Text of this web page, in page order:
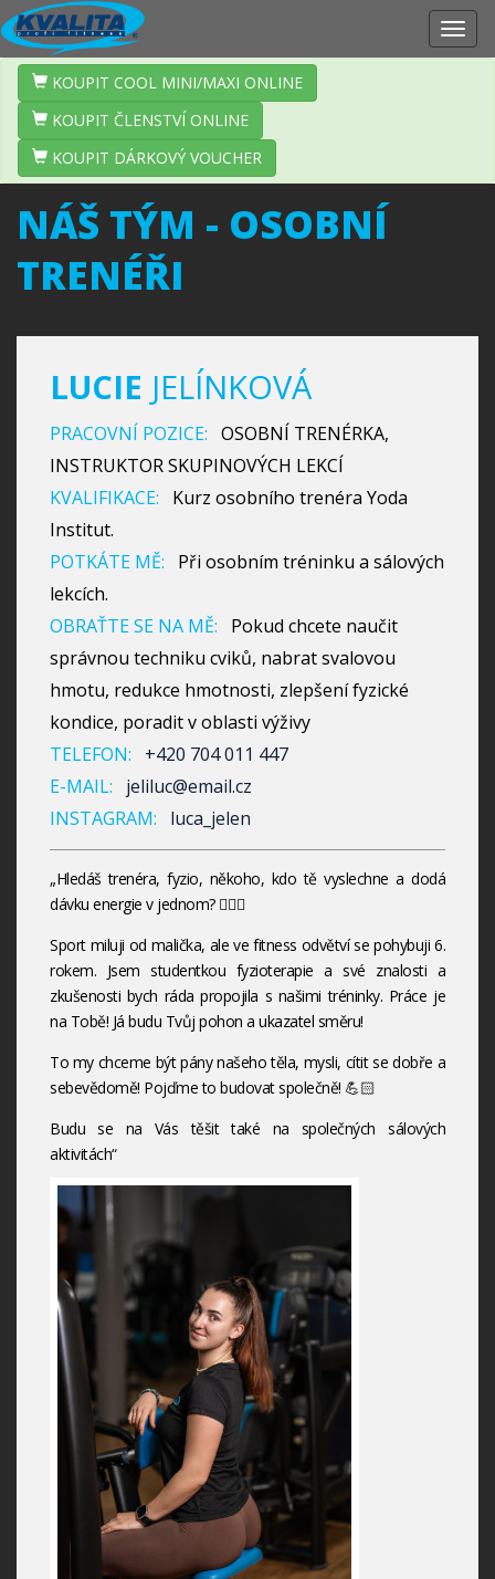
NÁŠ TÝM - OSOBNÍ
TRENÉŘI
LUCIE JELÍNKOVÁ
PRACOVNÍ POZICE: OSOBNÍ TRENÉRKA,
INSTRUKTOR SKUPINOVÝCH LEKCÍ
KVALIFIKACE:
Kurz osobního trenéra Yoda
Institut.
POTKÁTE MĚ:
Při osobním tréninku a sálových
lekcích.
OBRAŤTE SE NA MĚ:
Pokud chcete naučit
správnou techniku cviků, nabrat svalovou
hmotu, redukce hmotnosti, zlepšení fyzické
kondice, poradit v oblasti výživy
TELEFON:
+420 704 011 447
E-MAIL:
jeliluc@email.cz
INSTAGRAM:
luca_jelen
„Hledáš trenéra, fyzio, někoho, kdo tě vyslechne a dodá
dávku energie v jednom? 🙋🏻‍♀️
Sport miluji od malička, ale ve fitness odvětví se pohybuji 6.
rokem. Jsem studentkou fyzioterapie a své znalosti a
zkušenosti bych ráda propojila s našimi tréninky. Práce je
na Tobě! Já budu Tvůj pohon a ukazatel směru!
To my chceme být pány našeho těla, mysli, cítit se dobře a
sebevědomě! Pojďme to budovat společně! 💪🏻
Budu se na Vás těšit také na společných sálových
aktivitách“
KOUPIT COOL MINI/MAXI ONLINE
KOUPIT ČLENSTVÍ ONLINE
KOUPIT DÁRKOVÝ VOUCHER